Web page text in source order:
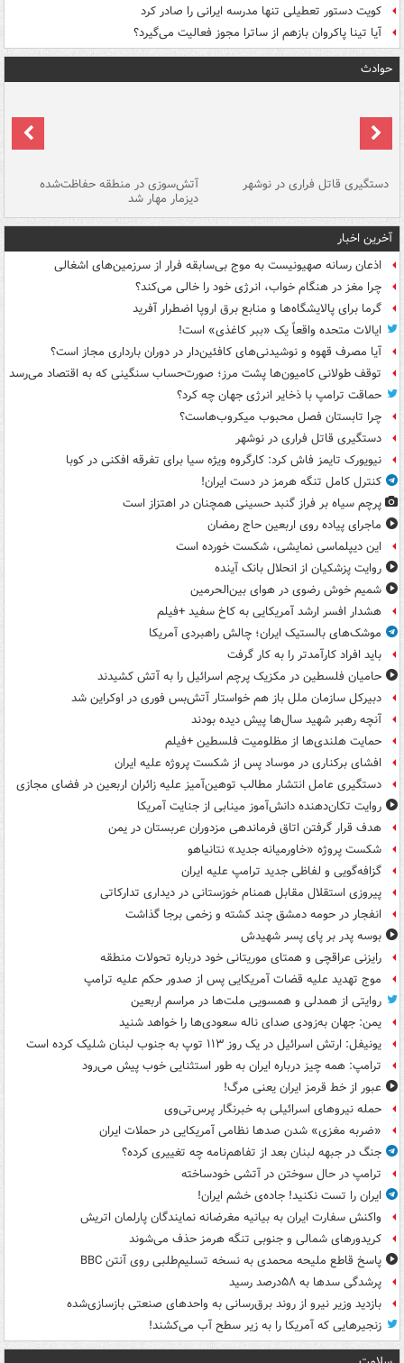
کویت دستور تعطیلی تنها مدرسه ایرانی را صادر کرد
آیا تینا پاکروان بازهم از ساترا مجوز فعالیت می‌گیرد؟
حوادث
دستگیری قاتل فراری در نوشهر آتش‌سوزی در منطقه حفاظت‌شده
دیزمار مهار شد
آخرین اخبار
اذعان رسانه صهیونیست به موج بی‌سابقه فرار از سرزمین‌های اشغالی
چرا مغز در هنگام خواب، انرژی خود را خالی می‌کند؟
گرما برای پالایشگاه‌ها و منابع برق اروپا اضطرار آفرید
ایالات متحده واقعاً یک «ببر کاغذی» است!
آیا مصرف قهوه و نوشیدنی‌های کافئین‌دار در دوران بارداری مجاز است؟
توقف طولانی کامیون‌ها پشت مرز؛ صورت‌حساب سنگینی که به اقتصاد می‌رسد
حماقت ترامپ با ذخایر انرژی جهان چه کرد؟
چرا تابستان فصل محبوب میکروب‌هاست؟
دستگیری قاتل فراری در نوشهر
نیویورک تایمز فاش کرد: کارگروه ویژه سیا برای تفرقه افکنی در کوبا
کنترل کامل تنگه هرمز در دست ایران!
پرچم سیاه بر فراز گنبد حسینی همچنان در اهتزاز است
ماجرای پیاده روی اربعین حاج رمضان
این دیپلماسی نمایشی، شکست خورده است
روایت پزشکیان از انحلال بانک آینده
شمیم خوش رضوی در هوای بین‌الحرمین
هشدار افسر ارشد آمریکایی به کاخ سفید +فیلم
موشک‌های بالستیک ایران؛ چالش راهبردی آمریکا
باید افراد کارآمدتر را به کار گرفت
حامیان فلسطین در مکزیک پرچم اسرائیل را به آتش کشیدند
دبیرکل سازمان ملل باز هم خواستار آتش‌بس فوری در اوکراین شد
آنچه رهبر شهید سال‌ها پیش دیده بودند
حمایت هلندی‌ها از مظلومیت فلسطین +فیلم
افشای برکناری در موساد پس از شکست پروژه علیه ایران
دستگیری عامل انتشار مطالب توهین‌آمیز علیه زائران اربعین در فضای مجازی
روایت تکان‌دهنده دانش‌آموز مینابی از جنایت آمریکا
هدف قرار گرفتن اتاق‌ فرماندهی مزدوران عربستان در یمن
شکست پروژه «خاورمیانه جدید» نتانیاهو
گزافه‌گویی و لفاظی جدید ترامپ علیه ایران
پیروزی استقلال مقابل همنام خوزستانی در دیداری تدارکاتی
انفجار در حومه دمشق چند کشته و زخمی برجا گذاشت
بوسه‌ پدر بر پای پسر شهیدش
رایزنی عراقچی و همتای موریتانی خود درباره تحولات منطقه
موج تهدید علیه قضات آمریکایی پس از صدور حکم علیه ترامپ
روایتی از همدلی و همسویی ملت‌ها در مراسم اربعین
یمن: جهان به‌زودی صدای ناله سعودی‌ها را خواهد شنید
یونیفل: ارتش اسرائیل در یک روز ۱۱۳ توپ به جنوب لبنان شلیک کرده است
ترامپ: همه چیز درباره ایران به طور استثنایی خوب پیش می‌رود
عبور از خط قرمز ایران یعنی مرگ!
حمله نیروهای اسرائیلی به خبرنگار پرس‌تی‌وی
«ضربه مغزی» شدن صدها نظامی آمریکایی در حملات ایران
جنگ در جبهه لبنان بعد از تفاهم‌نامه چه تغییری کرده؟
ترامپ در حال سوختن در آتشی خودساخته
ایران را تست نکنید! جاده‌ی خشم ایران!
واکنش سفارت ایران به بیانیه مغرضانه نمایندگان پارلمان اتریش
کریدورهای شمالی و جنوبی تنگه هرمز حذف می‌شوند
پاسخ قاطع ملیحه محمدی به نسخه تسلیم‌طلبی روی آنتن BBC
پرشدگی سدها به ۵۸درصد رسید
بازدید وزیر نیرو از روند برق‌رسانی به واحدهای صنعتی بازسازی‌شده
زنجیرهایی که آمریکا را به زیر سطح آب می‌کشند!